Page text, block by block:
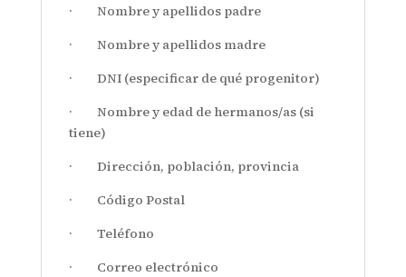
· Nombre y apellidos padre
· Nombre y apellidos madre
· DNI (especificar de qué progenitor)
· Nombre y edad de hermanos/as (si
tiene)
· Dirección, población, provincia
· Código Postal
· Teléfono
· Correo electrónico